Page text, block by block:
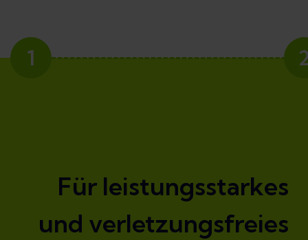
1
Für leistungsstarkes
und verletzungsfreies